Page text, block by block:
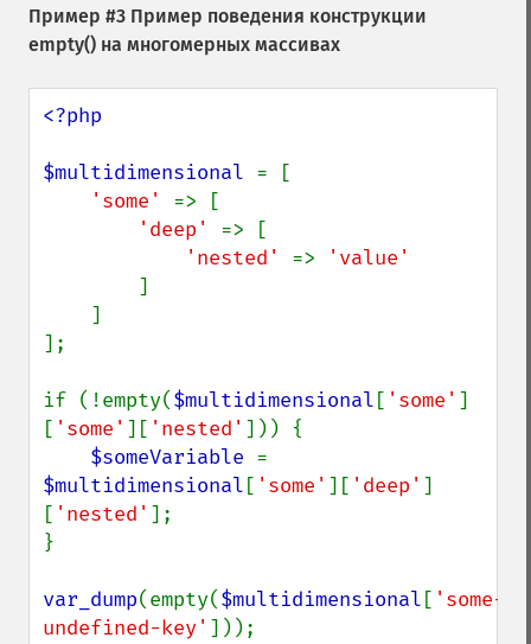
Пример #3 Пример поведения конструкции
empty() на многомерных массивах
<?php
$multidimensional = [
'some' => [
'deep' => [
'nested' =>
'value'
]
];
if (!empty($multidimensional [ 'some' ]
[ 'some' ][ 'nested' ])) {
$someVariable
$multidimensional [ 'some' ][ 'deep' ]
[ 'nested' ];
}
var_dump(empty($multidimensional [ 'some-
undefined-key'